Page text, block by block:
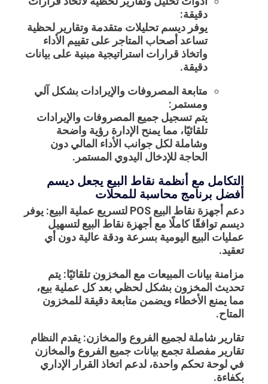
دقيقة:
يوفر ديسم تحليلات متقدمة وتقارير لحظية
تساعد أصحاب المتاجر على تقييم الأداء
واتخاذ قرارات استراتيجية مبنية على بيانات
دقيقة.
متابعة المصروفات والإيرادات بشكل آلي
ومستمر:
يتم تسجيل جميع المصروفات والإيرادات
تلقائيًا، مما يمنح الإدارة رؤية واضحة
وشاملة لكل جوانب الأداء المالي دون
الحاجة للإدخال اليدوي المستمر.
التكامل مع أنظمة نقاط البيع يجعل ديسم
أفضل برنامج محاسبة للمحلات
دعم أجهزة نقاط البيع POS لتسريع عملية البيع:
يوفر
ديسم توافقًا كاملًا مع أجهزة نقاط البيع لتسهيل
عمليات البيع اليومية بسرعة ودقة عالية دون أي
تعقيد.
مزامنة بيانات المبيعات مع المخزون تلقائيًا: يتم
تحديث المخزون بشكل لحظي بعد كل عملية بيع،
مما يمنع الأخطاء ويضمن متابعة دقيقة للمخزون
المتاح.
تقارير شاملة لجميع الفروع والمخازن: يقدم النظام
تقارير مفصلة تجمع بيانات جميع الفروع والمخازن
في لوحة تحكم واحدة، لدعم اتخاذ القرار الإداري
بكفاءة.